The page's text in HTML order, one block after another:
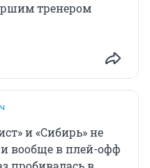
тренером
и «Сибирь» не
вообще в плей-офф